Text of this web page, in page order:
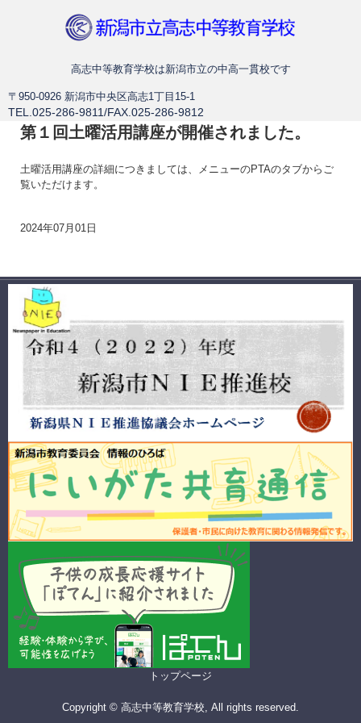
新潟市立高志中等教育学校
高志中等教育学校は新潟市立の中高一貫校です
〒950-0926 新潟市中央区高志1丁目15-1
TEL.025-286-9811/FAX.025-286-9812
第１回土曜活用講座が開催されました。
土曜活用講座の詳細につきましては、メニューのPTAのタブからご
覧いただけます。
2024年07月01日
トップページ
Copyright © 高志中等教育学校, All rights reserved.